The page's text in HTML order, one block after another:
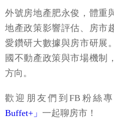
外號房地產肥永俊，體重
地產政策影響評估、房市
愛鑽研大數據與房市研展
國不動產政策與市場機制
方向。
歡迎朋友們到FB粉絲
Buffet+」 一起聊房市！